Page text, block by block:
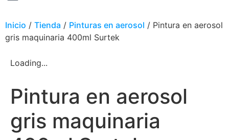
Inicio / Tienda / Pinturas en aerosol / Pintura en aerosol
gris maquinaria 400ml Surtek
Loading...
Pintura en aerosol
gris maquinaria